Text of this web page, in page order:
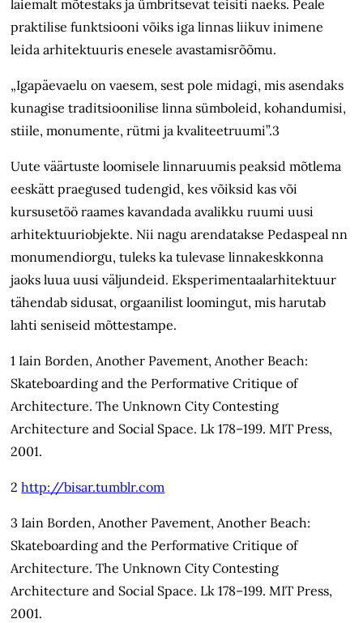
laiemalt mõtestaks ja ümbritsevat teisiti näeks. Peale
praktilise funktsiooni võiks iga linnas liikuv inimene
leida arhitektuuris enesele avastamisrõõmu.
„Igapäevaelu on vaesem, sest pole midagi, mis asendaks
kunagise traditsioonilise linna sümboleid, kohandumisi,
stiile, monumente, rütmi ja kvaliteetruumi”.3
Uute väärtuste loomisele linnaruumis peaksid mõtlema
eeskätt praegused tudengid, kes võiksid kas või
kursusetöö raames kavandada avalikku ruumi uusi
arhitektuuriobjekte. Nii nagu arendatakse Pedaspeal nn
monumendiorgu, tuleks ka tulevase linnakeskkonna
jaoks luua uusi väljundeid. Eksperimentaalarhitektuur
tähendab sidusat, orgaanilist loomingut, mis harutab
lahti seniseid mõttestampe.
1 Iain Borden, Another Pavement, Another Beach:
Skateboarding and the Performative Critique of
Architecture. The Unknown City Contesting
Architecture and Social Space. Lk 178–199. MIT Press,
2001.
2http://bisar.tumblr.com
3 Iain Borden, Another Pavement, Another Beach:
Skateboarding and the Performative Critique of
Architecture. The Unknown City Contesting
Architecture and Social Space. Lk 178–199. MIT Press,
2001.